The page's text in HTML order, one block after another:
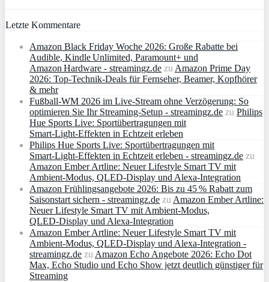
Letzte Kommentare
Amazon Black Friday Woche 2026: Große Rabatte bei
Audible, Kindle Unlimited, Paramount+ und
Amazon Hardware - streamingz.de zuAmazon Prime Day
2026: Top-Technik-Deals für Fernseher, Beamer, Kopfhörer
& mehr
Fußball-WM 2026 im Live-Stream ohne Verzögerung: So
optimieren Sie Ihr Streaming-Setup - streamingz.de zu Philips
Hue Sports Live: Sportübertragungen mit
Smart‑Light‑Effekten in Echtzeit erleben
Philips Hue Sports Live: Sportübertragungen mit
Smart‑Light‑Effekten in Echtzeit erleben - streamingz.de zu
Amazon Ember Artline: Neuer Lifestyle Smart TV mit
Ambient‑Modus, QLED‑Display und Alexa‑Integration
Amazon Frühlingsangebote 2026: Bis zu 45 % Rabatt zum
Saisonstart sichern - streamingz.de zuAmazon Ember Artline:
Neuer Lifestyle Smart TV mit Ambient‑Modus,
QLED‑Display und Alexa‑Integration
Amazon Ember Artline: Neuer Lifestyle Smart TV mit
Ambient‑Modus, QLED‑Display und Alexa‑Integration -
streamingz.de zuAmazon Echo Angebote 2026: Echo Dot
Max, Echo Studio und Echo Show jetzt deutlich günstiger für
Streaming